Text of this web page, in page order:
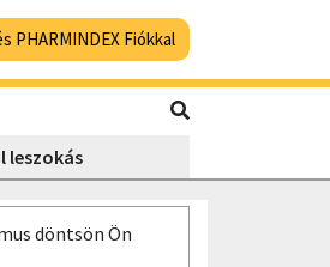
PHARMINDEX Fiókkal
leszokás
döntsön Ön